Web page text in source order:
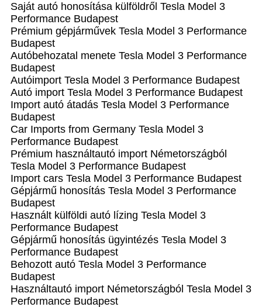
Saját autó honosítása külföldről Tesla Model 3
Performance Budapest
Prémium gépjárművek Tesla Model 3 Performance
Budapest
Autóbehozatal menete Tesla Model 3 Performance
Budapest
Autóimport Tesla Model 3 Performance Budapest
Autó import Tesla Model 3 Performance Budapest
Import autó átadás Tesla Model 3 Performance
Budapest
Car Imports from Germany Tesla Model 3
Performance Budapest
Prémium használtautó import Németországból
Tesla Model 3 Performance Budapest
Import cars Tesla Model 3 Performance Budapest
Gépjármű honosítás Tesla Model 3 Performance
Budapest
Használt külföldi autó lízing Tesla Model 3
Performance Budapest
Gépjármű honosítás ügyintézés Tesla Model 3
Performance Budapest
Behozott autó Tesla Model 3 Performance
Budapest
Használtautó import Németországból Tesla Model 3
Performance Budapest